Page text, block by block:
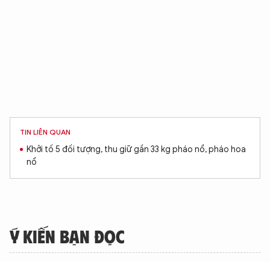
TIN LIÊN QUAN
Khởi tố 5 đối tượng, thu giữ gần 33 kg pháo nổ, pháo hoa
nổ
Ý KIẾN BẠN ĐỌC